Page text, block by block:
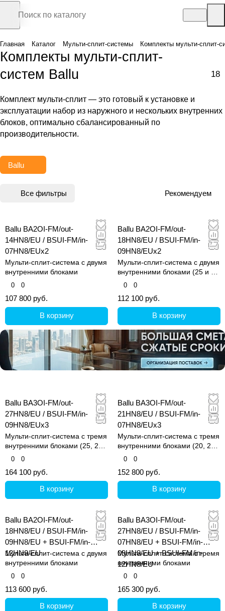
Главная Каталог Мульти-сплит-системы Комплекты мульти-сплит-
Комплекты мульти-сплит-
систем Ballu
18
Комплект мульти-сплит — это готовый к установке и
эксплуатации набор из наружного и нескольких внутренних
блоков, оптимально сбалансированный по
производительности.
Ballu
Все фильтры Рекомендуем
Ballu BA2OI-FM/out-
14HN8/EU / BSUI-FM/in-
07HN8/EUx2
Мульти-сплит-система с двумя
внутренними блоками
0 0
107 800 руб.
В корзину
Ballu BA2OI-FM/out-
18HN8/EU / BSUI-FM/in-
09HN8/EUx2
Мульти-сплит-система с двумя
внутренними блоками (25 и 25
кв.м)
0 0
112 100 руб.
В корзину
Ballu BA3OI-FM/out-
27HN8/EU / BSUI-FM/in-
09HN8/EUx3
Мульти-сплит-система с тремя
внутренними блоками (25, 25
и 25 кв.м)
0 0
164 100 руб.
В корзину
Ballu BA3OI-FM/out-
21HN8/EU / BSUI-FM/in-
07HN8/EUx3
Мульти-сплит-система с тремя
внутренними блоками (20, 20
и 20 кв.м)
0 0
152 800 руб.
В корзину
Ballu BA2OI-FM/out-
18HN8/EU / BSUI-FM/in-
09HN8/EU + BSUI-FM/in-
12HN8/EU
Мульти-сплит-система с двумя
внутренними блоками
0 0
113 600 руб.
В корзину
Ballu BA3OI-FM/out-
27HN8/EU / BSUI-FM/in-
07HN8/EU + BSUI-FM/in-
09HN8/EU + BSUI-FM/in-
12HN8/EU
Мульти-сплит-система с тремя
внутренними блоками
0 0
165 300 руб.
В корзину